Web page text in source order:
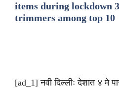
items during lockdown
trimmers among top 10
[ad_1] नवी दिल्लीः देशात ४ मे